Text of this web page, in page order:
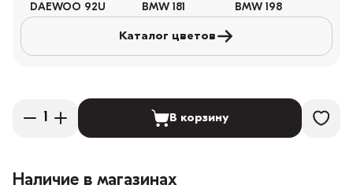
DAEWOO 92U BMW 181 BMW 198
Каталог цветов
В корзину
Наличие в магазинах